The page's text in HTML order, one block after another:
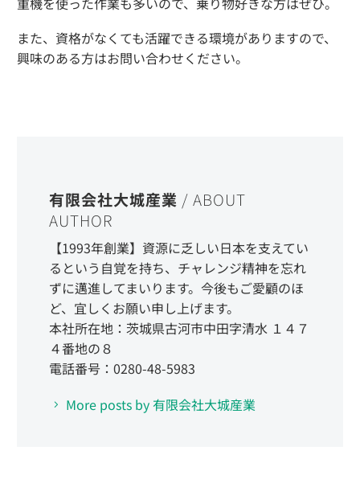
また、資格がなくても活躍できる環境がありますので、
興味のある方はお問い合わせください。
有限会社大城産業 / ABOUT
AUTHOR
【1993年創業】資源に乏しい日本を支えてい
るという自覚を持ち、チャレンジ精神を忘れ
ずに邁進してまいります。今後もご愛顧のほ
ど、宜しくお願い申し上げます。
本社所在地：茨城県古河市中田字清水 １４７
４番地の８
電話番号：0280-48-5983
More posts by 有限会社大城産業